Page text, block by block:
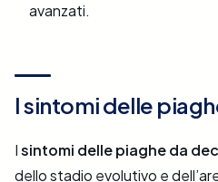
avanzati.
I sintomi delle
Isintomi delle piaghe da
dello stadio evolutivo e